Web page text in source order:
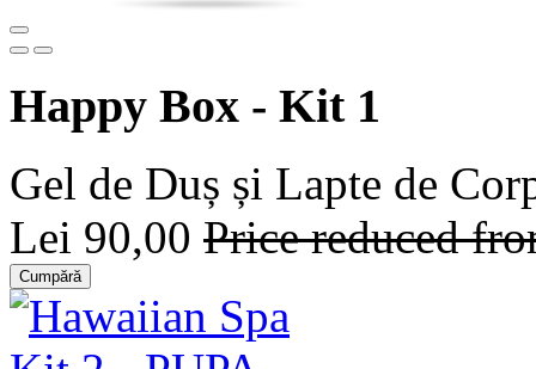
Happy Box - Kit 1
Gel de Duș și Lapte de
Lei 90,00 Price reduced
Cumpără